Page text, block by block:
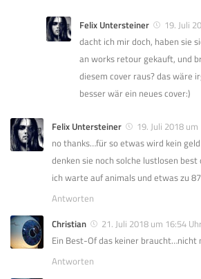
Felix Untersteiner
19. Juli
dacht ich mir doch, haben sie
an works retour gekauft, und
diesem cover raus? das wäre
besser wär ein neues cover:)
Felix Untersteiner
19. Juli 2018
no thanks…für so etwas wird kein
denken sie noch solche lustlosen
ich warte auf animals und etwas zu
Antworten
Christian
21. Juli 2018 um 16:54 Uhr
Ein Best-Of das keiner
Antworten